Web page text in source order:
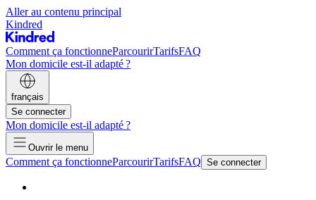
Aller au contenu principal
Kindred
Comment ça fonctionneParcourirTarifsFAQ
Mon domicile est-il adapté ?
français
Se connecter
Mon domicile est-il adapté ?
Ouvrir le menu
Comment ça fonctionneParcourirTarifsFAQ Se connecter